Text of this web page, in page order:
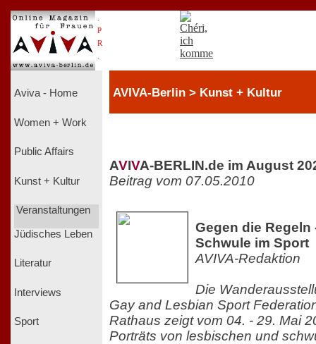
P
R
Aviva - Home
Women + Work
Public Affairs
Kunst + Kultur
Veranstaltungen
Jüdisches Leben
Literatur
Interviews
Sport
AVIVA-Berlin > Kunst + Kultur
AVIVA-BERLIN.de im August
Beitrag vom 07.05.2010
Gegen die
Schwule im Sport
AVIVA-Redaktion
Die
Gay and Lesbian Sport
Rathaus zeigt vom 04. - 29. Mai
Porträts von lesbischen und